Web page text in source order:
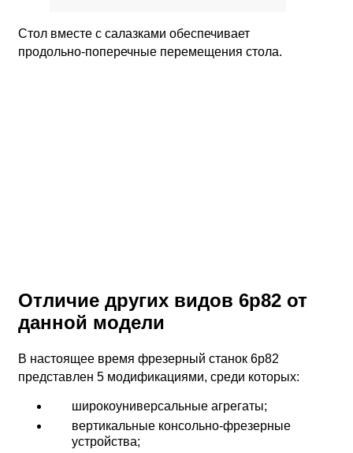
Стол вместе с салазками обеспечивает
продольно-поперечные перемещения стола.
Отличие других видов 6р82 от
данной модели
В настоящее время фрезерный станок 6р82
представлен 5 модификациями, среди которых:
широкоуниверсальные агрегаты;
вертикальные консольно-фрезерные
устройства;